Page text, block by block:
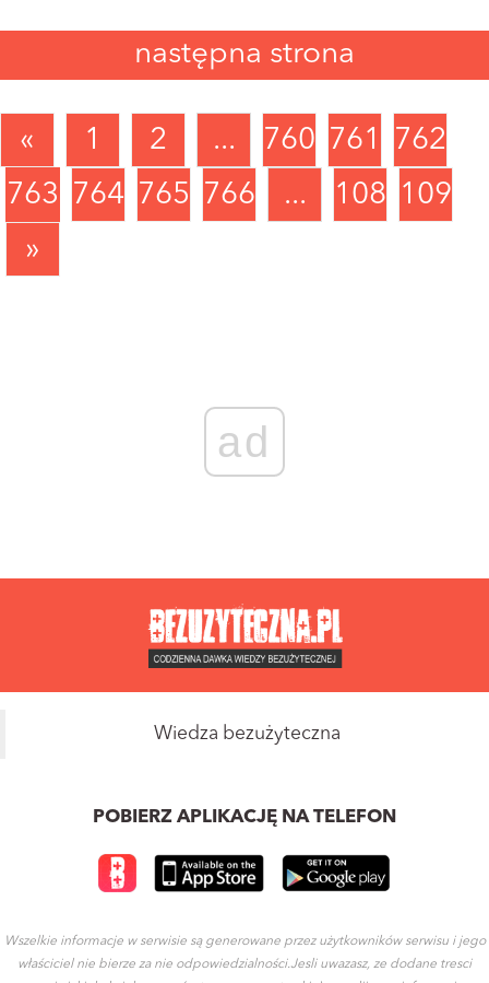
następna strona
« 1 2 ... 760 761
762
763
764 765 766 ... 10891090
»
ad
Wiedza bezużyteczna
POBIERZ APLIKACJĘ NA TELEFON
Wszelkie informacje w serwisie są generowane przez użytkowników serwisu i jego
właściciel nie bierze za nie odpowiedzialności.Jesli uwazasz, ze dodane tresci